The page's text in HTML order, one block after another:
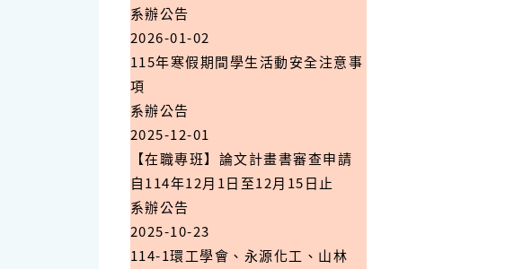
系辦公告
2026-01-02
115年寒假期間學生活動安全注意事
項
系辦公告
2025-12-01
【在職專班】論文計畫書審查申請
自114年12月1日至12月15日止
系辦公告
2025-10-23
114-1環工學會、永源化工、山林